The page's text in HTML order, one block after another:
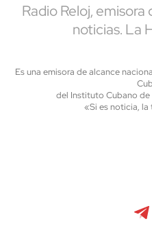
Radio Reloj, emisora
noticias. La
Es una emisora de alcance
del Instituto Cubano de
«Si es noticia, la